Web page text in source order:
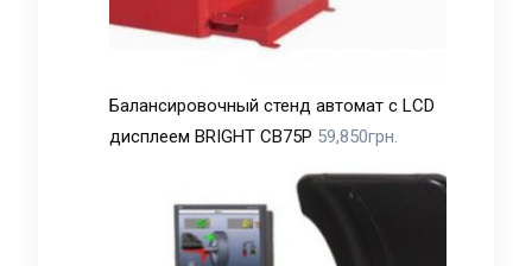
Балансировочный стенд автомат с LCD
дисплеем BRIGHT CB75P 59,850грн.